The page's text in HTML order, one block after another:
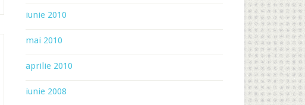
iunie 2010
mai 2010
aprilie 2010
iunie 2008